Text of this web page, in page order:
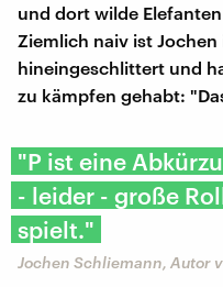
und dort wilde
Ziemlich naiv ist
hineingeschlittert und
zu kämpfen gehabt:
"P ist eine
- leider - große
spielt."
Jochen Schliemann, Autor